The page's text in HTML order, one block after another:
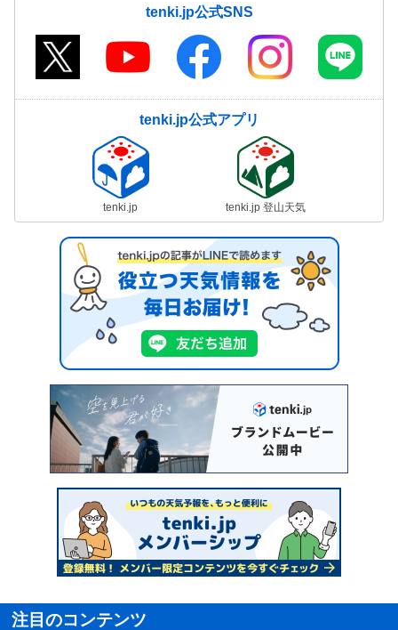
tenki.jp公式SNS
tenki.jp公式アプリ
tenki.jp tenki.jp 登山天気
注目のコンテンツ